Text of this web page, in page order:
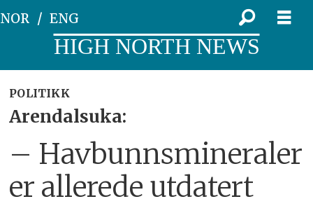
NOR ENG
HIGH NORTH NEWS
POLITIKK
Arendalsuka:
– Havbunnsmineraler
er allerede utdatert